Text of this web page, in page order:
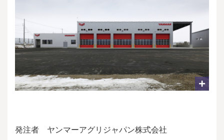
発注者 ヤンマーアグリジャパン株式会社